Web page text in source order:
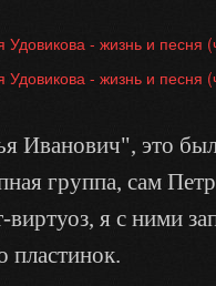
Удовикова - жизнь и песня
Удовикова - жизнь и песня
Иванович", это
группа, сам
я с ними
пластинок.